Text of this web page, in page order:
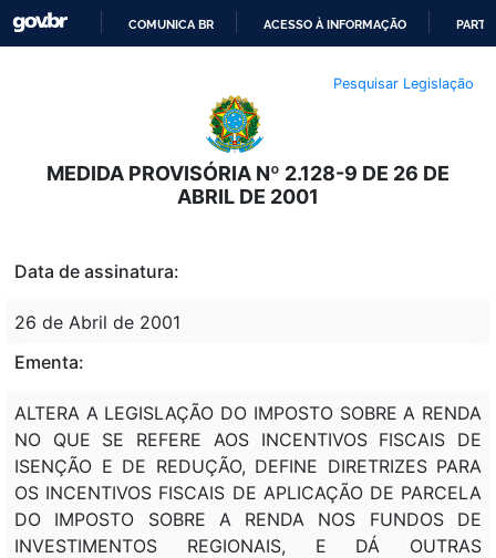
O
CONTEÚDO
COMUNICA BR ACESSO À INFORMAÇÃO
Pesquisar Legislação
MEDIDA PROVISÓRIA Nº 2.128-9 DE 26 DE
ABRIL DE 2001
Data de assinatura:
26 de Abril de 2001
Ementa:
ALTERA A LEGISLAÇÃO DO IMPOSTO SOBRE A RENDA
NO QUE SE REFERE AOS INCENTIVOS FISCAIS DE
ISENÇÃO E DE REDUÇÃO, DEFINE DIRETRIZES PARA
OS INCENTIVOS FISCAIS DE APLICAÇÃO DE PARCELA
DO IMPOSTO SOBRE A RENDA NOS FUNDOS DE
INVESTIMENTOS REGIONAIS, E DÁ OUTRAS